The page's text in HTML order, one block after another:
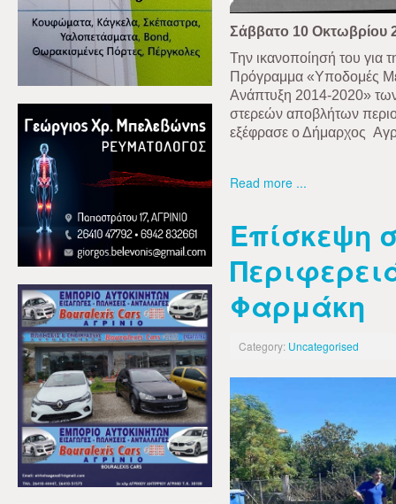
Σάββατο 10 Οκτωβρίου
Την ικανοποίησή του για
Πρόγραμμα «Υποδομές
Ανάπτυξη 2014-2020»
στερεών αποβλήτων
εξέφρασε ο Δήμαρχος
Read more ...
Επίσκεψη
Φαρμάκη
Category: Uncategorised